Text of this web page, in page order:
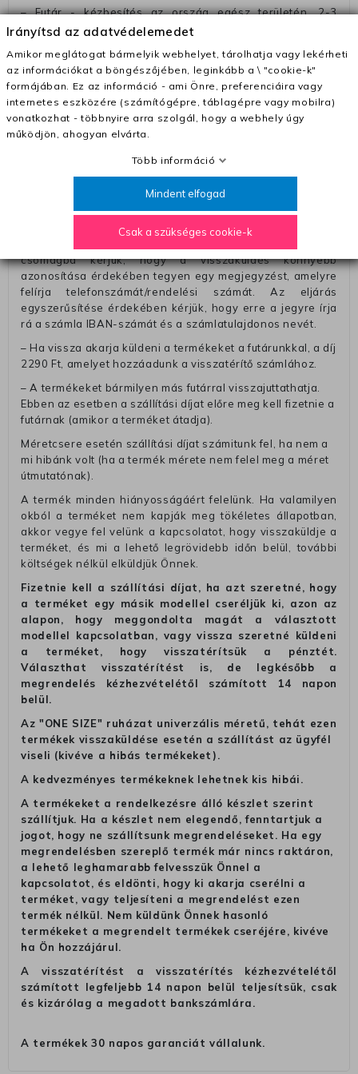
– Futár - kézbesítés az ország egész területén, 2-3
munkanapon belül a megrendelés e-mailben / sms-ben
– Szállítás 1700 Ft (+400 Ft utánvéttel)
– Ingyenes szállítás 31600 Ft feletti megrendeléseknél
(+400 Ft utánvétte)
– A kapott termék cseréjéért 3780 Ft szállítási díjat
A pénz visszatérítéséhez küldjük a futárt, hogy vegye át
Öntől a terméket/termékeket, vagy más futárral is
elküldheti. Olyan utávéttel küldött csomagot, melyne
csomagba kérjük, hogy a visszaküldés könnyebb
azonosítása érdekében tegyen egy megjegyzést, amelyre
felírja telefonszámát/rendelési számát. Az eljárás
egyszerűsítése érdekében kérjük, hogy erre a jegyre írja
rá a számla IBAN-számát és a számlatulajdonos nevét.
– Ha vissza akarja küldeni a termékeket a futárunkkal, a díj
2290 Ft, amelyet hozzáadunk a visszatérítő számlához.
– A termékeket bármilyen más futárral visszajuttathatja.
Ebben az esetben a szállítási díjat előre meg kell fizetnie a
futárnak (amikor a terméket átadja).
Méretcsere esetén szállítási díjat számitunk fel, ha nem a
mi hibánk volt (ha a termék mérete nem felel meg a méret
útmutatónak).
A termék minden hiányosságáért felelünk. Ha valamilyen
okból a terméket nem kapják meg tökéletes állapotban,
akkor vegye fel velünk a kapcsolatot, hogy visszaküldje a
terméket, és mi a lehető legrövidebb időn belül, további
költségek nélkül elküldjük Önnek.
Fizetnie kell a szállítási díjat, ha azt szeretné, hogy
a terméket egy másik modellel cseréljük ki, azon az
alapon, hogy meggondolta magát a választott
modellel kapcsolatban, vagy vissza szeretné küldeni
a terméket, hogy visszatérítsük a pénztét.
Választhat visszatérítést is, de legkésőbb a
megrendelés kézhezvételétől számított 14 napon
belül.
Az "ONE SIZE" ruházat univerzális méretű, tehát ezen
termékek visszaküldése esetén a szállítást az ügyfél
viseli (kivéve a hibás termékeket).
A kedvezményes termékeknek lehetnek kis hibái.
A termékeket a rendelkezésre álló készlet szerint
szállítjuk. Ha a készlet nem elegendő, fenntartjuk a
jogot, hogy ne szállítsunk megrendeléseket. Ha egy
megrendelésben szereplő termék már nincs raktáron,
a lehető leghamarabb felvesszük Önnel a
kapcsolatot, és eldönti, hogy ki akarja cserélni a
terméket, vagy teljesíteni a megrendelést ezen
termék nélkül. Nem küldünk Önnek hasonló
termékeket a megrendelt termékek cseréjére, kivéve
ha Ön hozzájárul.
A visszatérítést a visszatérítés kézhezvételétől
számított legfeljebb 14 napon belül teljesítsük, csak
és kizárólag a megadott bankszámlára.
A termékek 30 napos garanciát vállalunk.
Irányítsd az adatvédelemedet
Amikor meglátogat bármelyik webhelyet, tárolhatja vagy lekérheti
az információkat a böngészőjében, leginkább a \ "cookie-k"
formájában. Ez az információ - ami Önre, preferenciáira vagy
internetes eszközére (számítógépre, táblagépre vagy mobilra)
vonatkozhat - többnyire arra szolgál, hogy a webhely úgy
működjön, ahogyan elvárta.
Több információ
Mindent elfogad
Csak a szükséges cookie-k